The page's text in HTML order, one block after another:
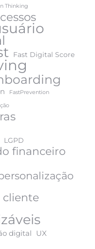
Thinking
Fast Digital Score
FastPrevention
LGPD
financeiro
cliente
digital UX